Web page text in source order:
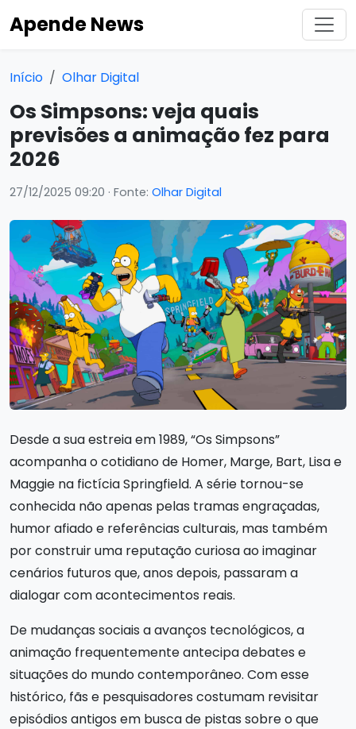
Apende News
Início Olhar Digital
Os Simpsons: veja quais
previsões a animação fez para
2026
27/12/2025 09:20 · Fonte: Olhar Digital
Desde a sua estreia em 1989, “Os Simpsons”
acompanha o cotidiano de Homer, Marge, Bart, Lisa e
Maggie na fictícia Springfield. A série tornou-se
conhecida não apenas pelas tramas engraçadas,
humor afiado e referências culturais, mas também
por construir uma reputação curiosa ao imaginar
cenários futuros que, anos depois, passaram a
dialogar com acontecimentos reais.
De mudanças sociais a avanços tecnológicos, a
animação frequentemente antecipa debates e
situações do mundo contemporâneo. Com esse
histórico, fãs e pesquisadores costumam revisitar
episódios antigos em busca de pistas sobre o que